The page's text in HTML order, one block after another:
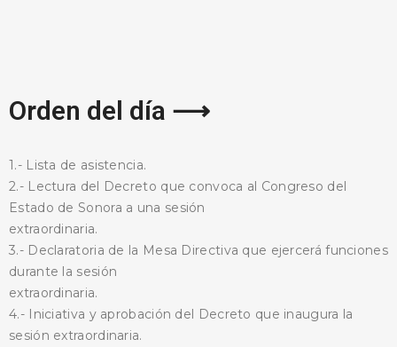
Orden del día ⟶
1.- Lista de asistencia.
2.- Lectura del Decreto que convoca al Congreso del
Estado de Sonora a una sesión
extraordinaria.
3.- Declaratoria de la Mesa Directiva que ejercerá funciones
durante la sesión
extraordinaria.
4.- Iniciativa y aprobación del Decreto que inaugura la
sesión extraordinaria.